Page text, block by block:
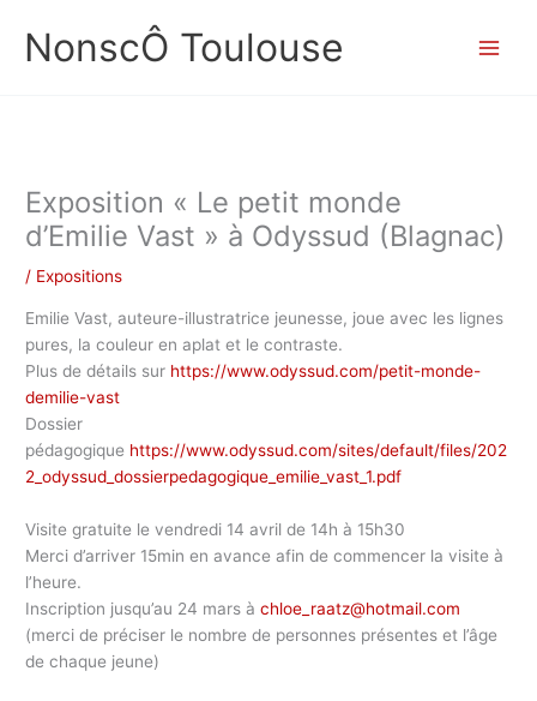
contenu
NonscÔ Toulouse
Exposition « Le petit monde
d’Emilie Vast » à Odyssud (Blagnac)
/ Expositions
Emilie Vast, auteure-illustratrice jeunesse, joue avec les lignes
pures, la couleur en aplat et le contraste.
Plus de détails sur https://www.odyssud.com/petit-monde-
demilie-vast
Dossier
pédagogique https://www.odyssud.com/sites/default/files/202
2_odyssud_dossierpedagogique_emilie_vast_1.pdf
Visite gratuite le vendredi 14 avril de 14h à 15h30
Merci d’arriver 15min en avance afin de commencer la visite à
l’heure.
Inscription jusqu’au 24 mars àchloe_raatz@hotmail.com
(merci de préciser le nombre de personnes présentes et l’âge
de chaque jeune)